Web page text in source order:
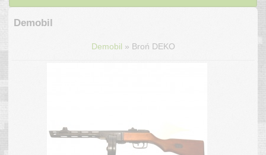
Demobil
Demobil » Broń DEKO